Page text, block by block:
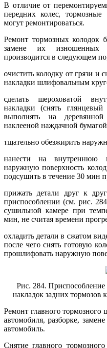
В отличие от
передних колес, тормозные
могут ремонтироваться.
Ремонт тормозных колодок
замене их изношенных
производится в следующем
очистить колодку от грязи и
накладки шлифовальным
сделать шероховатой
накладки (снять
выполнять на
наклееной наждачной
тщательно обезжирить
нанести на внутреннюю
наружную поверхность
подсушить в течение 30 мин
прижать детали друг к
приспособлении (см. рис.
сушильной камере при
мин, не считая времени
охладить детали в сжатом
после чего снять готовую
прошлифовать наружную
Рис. 284.
накладок задних тормозов
Ремонт главного тормозного
автомобиля, разборке,
автомобиль.
Снятие главного